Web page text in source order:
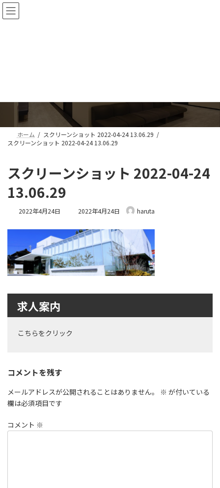
コ
ン
ナ
ビ
ホーム
スクリーンショット 2022-04-24 13.06.29
スクリーンショット 2022-04-24 13.06.29
スクリーンショット 2022-04-24
13.06.29
2022年4月24日
最
新
時
:
2022年4月24日 haruta
求人案内
こちらをクリック
コメントを残す
メールアドレスが公開されることはありません。 ※ が付いている
欄は必須項目です
コメント ※